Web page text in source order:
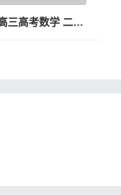
杨震 2026高三高考数学 二轮S春季班